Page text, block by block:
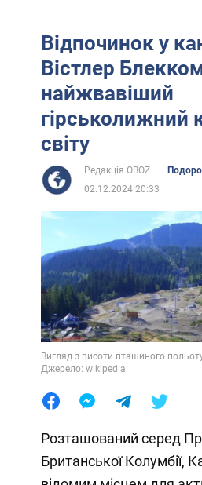
Відпочинок у
Вістлер
найжвавіший
гірськолижний
світу
Редакція OBOZ
02.12.2024 20:33
Вигляд з висоти пташиного
Джерело: wikipedia
Розташований серед
Британської Колумбії,